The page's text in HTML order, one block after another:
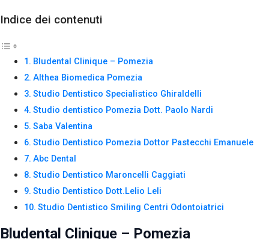
Indice dei contenuti
Bludental Clinique – Pomezia
Althea Biomedica Pomezia
Studio Dentistico Specialistico Ghiraldelli
Studio dentistico Pomezia Dott. Paolo Nardi
Saba Valentina
Studio Dentistico Pomezia Dottor Pastecchi Emanuele
Abc Dental
Studio Dentistico Maroncelli Caggiati
Studio Dentistico Dott.Lelio Leli
Studio Dentistico Smiling Centri Odontoiatrici
Bludental Clinique – Pomezia
Marketing
Condividendo i
comportamento
nostro sito,
aumenti le
possibilità di
e offerte
personalizzati.